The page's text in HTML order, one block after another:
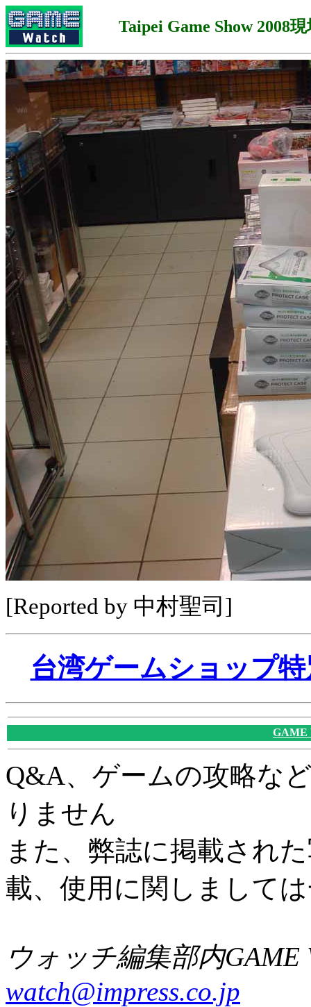
Taipei Game Show 2008
[Reported by 中村聖司]
台湾ゲームショップ
GAME
Q&A、ゲームの攻略な
りません
また、弊誌に掲載され
載、使用に関しまして
ウォッチ編集部内GAME
watch@impress.co.jp